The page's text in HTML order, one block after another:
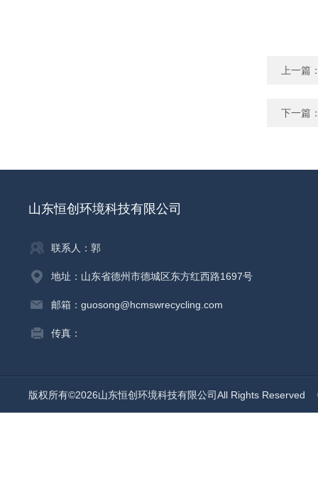
上一篇
下一篇
山东恒创环境科技有限公司
联系人：郭
地址：山东省德州市德城区东方红西路1697号
邮箱：guosong@hcmswrecycling.com
传真：
版权所有©2026山东恒创环境科技有限公司All Rights Reserved